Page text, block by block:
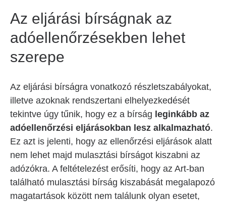
Az eljárási bírságnak az
adóellenőrzésekben lehet
szerepe
Az eljárási bírságra vonatkozó részletszabályokat,
illetve azoknak rendszertani elhelyezkedését
tekintve úgy tűnik, hogy ez a bírság leginkább az
adóellenőrzési eljárásokban lesz alkalmazható.
Ez azt is jelenti, hogy az ellenőrzési eljárások alatt
nem lehet majd mulasztási bírságot kiszabni az
adózókra. A feltételezést erősíti, hogy az Art-ban
található mulasztási bírság kiszabását megalapozó
magatartások között nem találunk olyan esetet,